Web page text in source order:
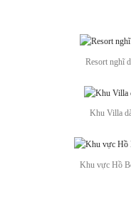
Resort nghĩ
Khu Villa
Khu vực Hồ